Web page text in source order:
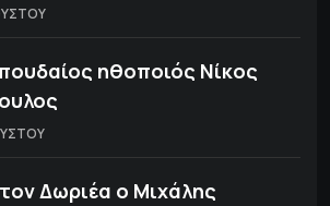
ηθοποιός Νίκος
Δωριέα ο Μιχάλης